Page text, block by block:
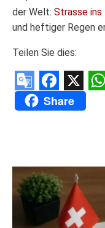
der Welt: Strasse ins
und heftiger Regen
Teilen Sie dies:
Google
X
Share